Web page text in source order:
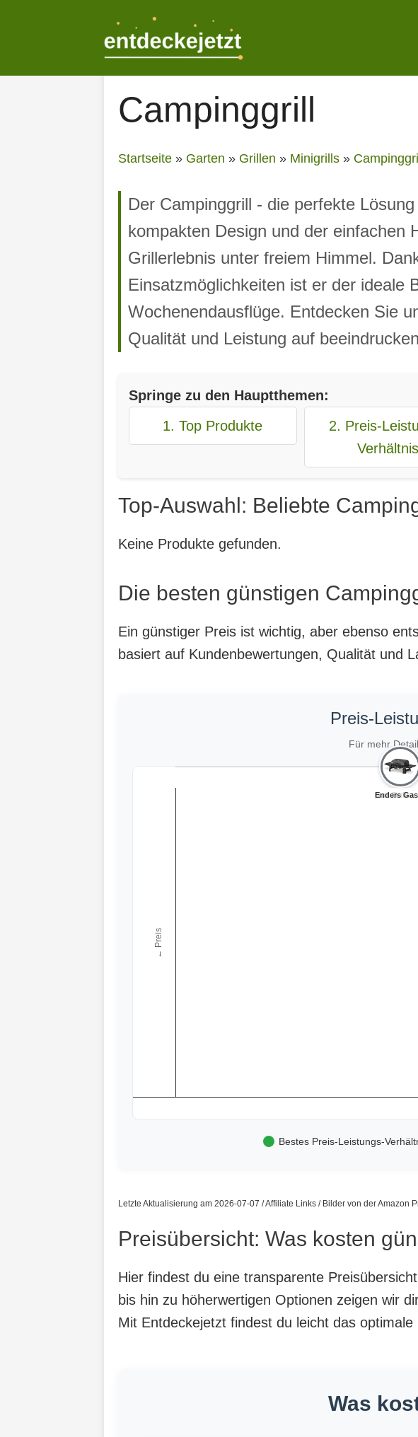
Campinggrill
Startseite » Garten » Grillen » Minigrills »
Der Campinggrill - die perfekte
kompakten Design und der einfachen
Grillerlebnis unter freiem Himmel.
Einsatzmöglichkeiten ist er der ideale
Wochenendausflüge. Entdecken Sie
Qualität und Leistung auf
Springe zu den Hauptthemen:
1. Top Produkte
2. Preis-
Verhältnis
Top-Auswahl: Beliebte
Keine Produkte gefunden.
Die besten günstigen
Ein günstiger Preis ist wichtig, aber ebenso
basiert auf Kundenbewertungen, Qualität und
Preis-
Für mehr
← Preis
Bestes Preis-Leistungs-
Letzte Aktualisierung am 2026-07-07 / Affiliate Links / Bilder von der Amazon
Preisübersicht: Was kosten
Hier findest du eine transparente
bis hin zu höherwertigen Optionen zeigen wir
Mit Entdeckejetzt findest du leicht das optimale
Was